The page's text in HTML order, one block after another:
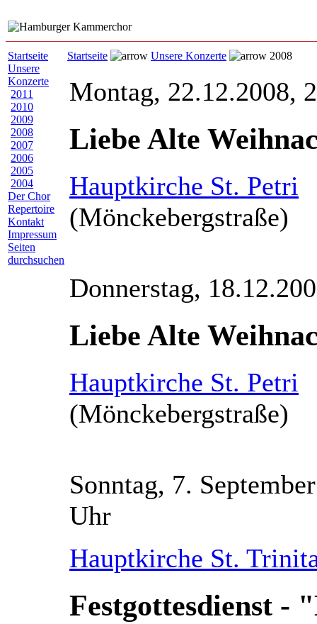
Startseite
Unsere
Konzerte
2011
2010
2009
2008
2007
2006
2005
2004
Der Chor
Repertoire
Kontakt
Impressum
Seiten
durchsuchen
Startseite Unsere Konzerte 2008
Montag, 22.12.2008,
Liebe Alte
Hauptkirche St. Petri
(Mönckebergstraße)
Donnerstag,
Liebe Alte
Hauptkirche St. Petri
(Mönckebergstraße)
Sonntag, 7.
Hauptkirche St.
Festgottesdienst -